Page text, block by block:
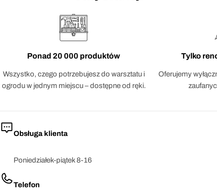
Ponad 20 000 produktów
Wszystko, czego potrzebujesz do warsztatu i
ogrodu w jednym miejscu – dostępne od ręki.
Tylko
Oferujemy
Obsługa klienta
Poniedziałek-piątek 8-16
Telefon